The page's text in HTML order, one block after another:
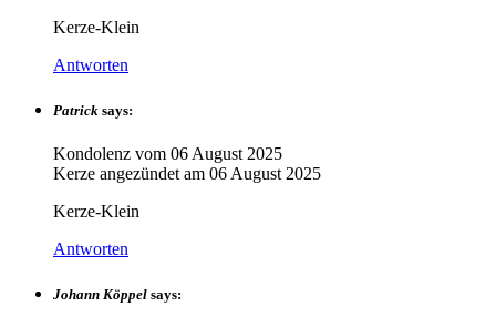
Kerze-Klein
Antworten
Patrick says:
Kondolenz vom 06 August 2025
Kerze angezündet am 06 August 2025
Kerze-Klein
Antworten
Johann Köppel says: